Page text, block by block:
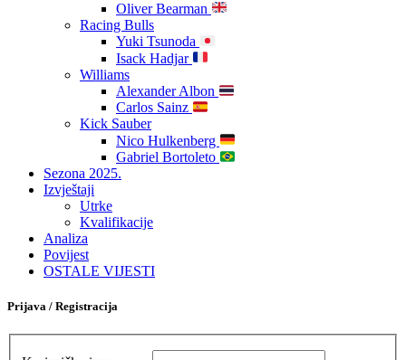
Oliver Bearman
Racing Bulls
Yuki Tsunoda
Isack Hadjar
Williams
Alexander Albon
Carlos Sainz
Kick Sauber
Nico Hulkenberg
Gabriel Bortoleto
Sezona 2025.
Izvještaji
Utrke
Kvalifikacije
Analiza
Povijest
OSTALE VIJESTI
Prijava / Registracija